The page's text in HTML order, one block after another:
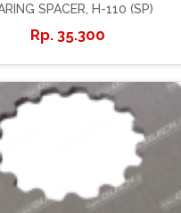
SPACER, H-110 (SP)
35.300